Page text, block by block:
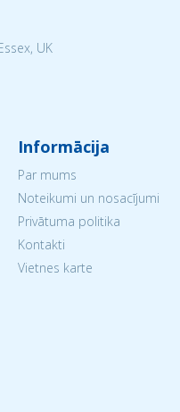
UK
Informācija
Par mums
Noteikumi un nosacījumi
Privātuma politika
Kontakti
Vietnes karte